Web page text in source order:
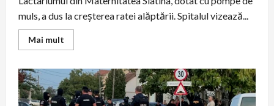
muls, a dus la creșterea ratei alăptării. Spitalul vizează...
Mai mult
more
din
maternitatea
Slatina
crește